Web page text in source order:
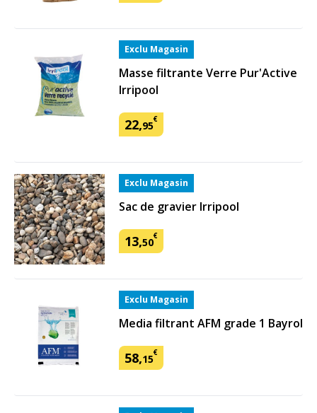
Exclu Magasin
Masse filtrante Verre Pur'Active
Irripool
22,95€
Exclu Magasin
Sac de gravier Irripool
13,50€
Exclu Magasin
Media filtrant AFM grade 1 Bayrol
58,15€